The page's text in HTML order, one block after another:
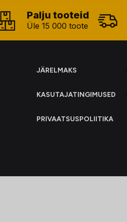
Palju tooteid
Üle 15 000 toote
JÄRELMAKS
KASUTAJATINGIMUSED
PRIVAATSUSPOLIITIKA